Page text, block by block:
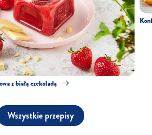
z białą czekoladą
Wszystkie przepisy